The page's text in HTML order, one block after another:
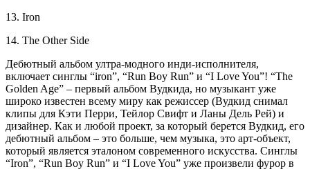
13. Iron
14. The Other Side
Дебютный альбом ултра-модного инди-исполнителя,
включает синглы “iron”, “Run Boy Run” и “I Love You”! “The
Golden Age” – первый альбом Вудкида, но музыкант уже
широко известен всему миру как режиссер (Вудкид снимал
клипы для Кэти Перри, Тейлор Свифт и Ланы Дель Рей) и
дизайнер. Как и любой проект, за который берется Вудкид, его
дебютный альбом – это больше, чем музыка, это арт-объект,
который является эталоном современного искусства. Синглы
“Iron”, “Run Boy Run” и “I Love You” уже произвели фурор в